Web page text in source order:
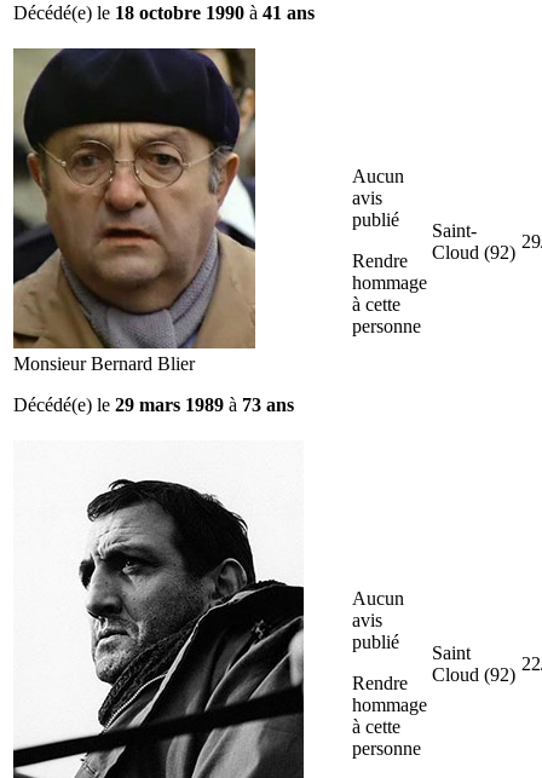
Décédé(e) le 18 octobre 1990 à 41 ans
Monsieur Bernard Blier
Décédé(e) le 29 mars 1989 à 73 ans
Aucun
avis
publié
Rendre
hommage
à cette
personne
Saint-
Cloud (92)
Aucun
avis
publié
Rendre
hommage
à cette
personne
Saint
Cloud (92)